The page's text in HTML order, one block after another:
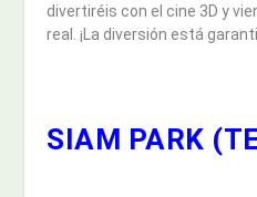
divertiréis con el cine 3D y
real. ¡La diversión está
SIAM PARK